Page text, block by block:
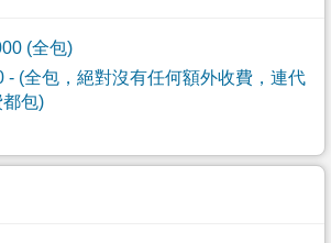
(全包)
- (全包，絕對沒有任何額外收費，連代
包)